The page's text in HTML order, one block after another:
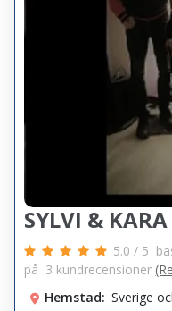
SYLVI & KARA
5.0 / 5
på 3 kundrecensioner
Hemstad: Sverige